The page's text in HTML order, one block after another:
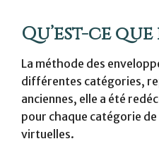
Qu’est-ce
La méthode des
différentes catégories,
anciennes, elle a été
pour chaque catégorie
virtuelles.